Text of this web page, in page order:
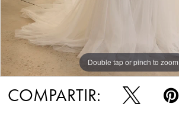
Double tap or pinch to zoom
Double tap or pinch to zoom
Double tap or pinch to zoom
COMPARTIR: